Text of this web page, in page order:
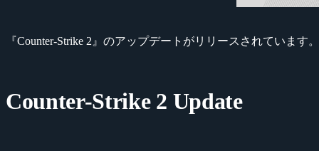
『Counter-Strike 2』のアップデートがリリースされています。
Counter-Strike 2 Update